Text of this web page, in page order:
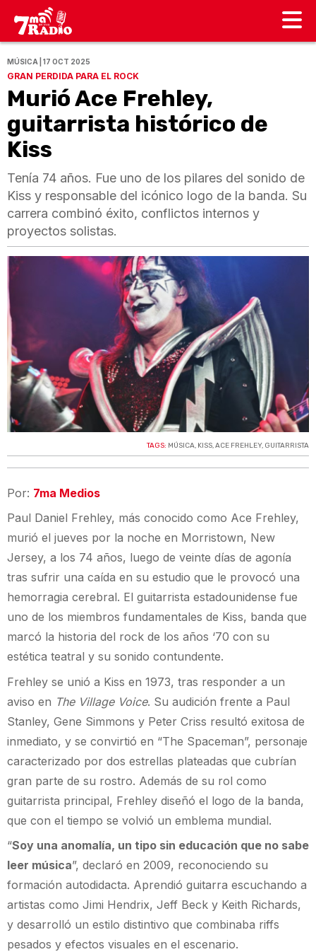
MÚSICA | 17 OCT 2025
GRAN PERDIDA PARA EL ROCK
Murió Ace Frehley,
guitarrista histórico de
Kiss
Tenía 74 años. Fue uno de los pilares del sonido de
Kiss y responsable del icónico logo de la banda. Su
carrera combinó éxito, conflictos internos y
proyectos solistas.
TAGS: MÚSICA, KISS,ACE FREHLEY, GUITARRISTA
Por: 7ma Medios
Paul Daniel Frehley, más conocido como Ace Frehley,
murió el jueves por la noche en Morristown, New
Jersey, a los 74 años, luego de veinte días de agonía
tras sufrir una caída en su estudio que le provocó una
hemorragia cerebral. El guitarrista estadounidense fue
uno de los miembros fundamentales de Kiss, banda que
marcó la historia del rock de los años ‘70 con su
estética teatral y su sonido contundente.
Frehley se unió a Kiss en 1973, tras responder a un
aviso en The Village Voice. Su audición frente a Paul
Stanley, Gene Simmons y Peter Criss resultó exitosa de
inmediato, y se convirtió en “The Spaceman”, personaje
caracterizado por dos estrellas plateadas que cubrían
gran parte de su rostro. Además de su rol como
guitarrista principal, Frehley diseñó el logo de la banda,
que con el tiempo se volvió un emblema mundial.
“Soy una anomalía, un tipo sin educación que no sabe
leer música”, declaró en 2009, reconociendo su
formación autodidacta. Aprendió guitarra escuchando a
artistas como Jimi Hendrix, Jeff Beck y Keith Richards,
y desarrolló un estilo distintivo que combinaba riffs
pesados y efectos visuales en el escenario.